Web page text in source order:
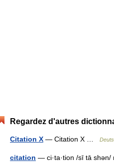
Regardez d'autres
Citation X — Citation X …
citation — ci·ta·tion /sī tā shən/